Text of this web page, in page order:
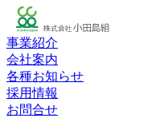
事業紹介
会社案内
各種お知らせ
採用情報
お問合せ